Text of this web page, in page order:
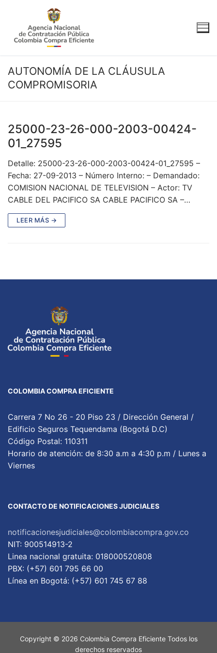
contenido
AUTONOMÍA DE LA CLÁUSULA
COMPROMISORIA
25000-23-26-000-2003-00424-
01_27595
Detalle: 25000-23-26-000-2003-00424-01_27595 –
Fecha: 27-09-2013 – Número Interno: – Demandado:
COMISION NACIONAL DE TELEVISION – Actor: TV
CABLE DEL PACIFICO SA CABLE PACIFICO SA –…
LEER MÁS →
COLOMBIA COMPRA EFICIENTE
Carrera 7 No 26 - 20 Piso 23 / Dirección General /
Edificio Seguros Tequendama (Bogotá D.C)
Código Postal: 110311
Horario de atención: de 8:30 a.m a 4:30 p.m / Lunes a
Viernes
CONTACTO DE NOTIFICACIONES JUDICIALES
notificacionesjudiciales@colombiacompra.gov.co
NIT: 900514913-2
Linea nacional gratuita: 018000520808
PBX: (+57) 601 795 66 00
Lí­nea en Bogotá: (+57) 601 745 67 88
Copyright © 2026 Colombia Compra Eficiente Todos los
derechos reservados